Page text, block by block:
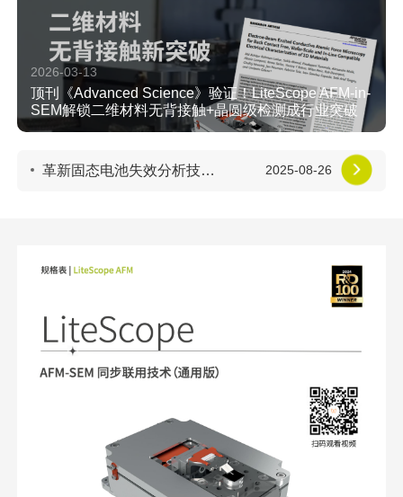
革新固态电池失效分析技术：AFM-SEM 原子力扫描电镜一体机助力突破瓶颈 2025-08-26